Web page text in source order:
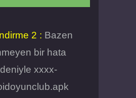
2 : Bazen
bir hata
xxxx-